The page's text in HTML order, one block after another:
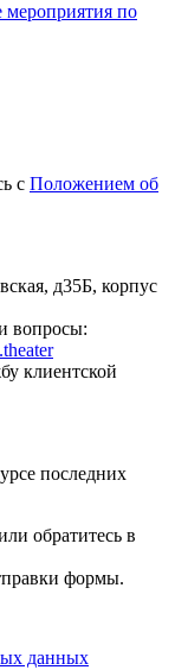
мероприятия по
с Положением об
д35Б, корпус
вопросы:
клиентской
последних
обратитесь в
формы.
данных